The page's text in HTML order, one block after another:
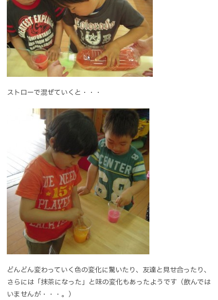
ストローで混ぜていくと・・・
どんどん変わっていく色の変化に驚いたり、友達と見せ合ったり、
さらには「抹茶になった」と味の変化もあったようです（飲んでは
いませんが・・・。）